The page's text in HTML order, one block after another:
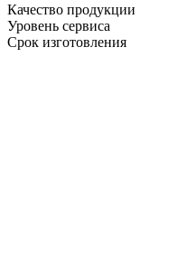
Качество продукции
Уровень сервиса
Срок изготовления